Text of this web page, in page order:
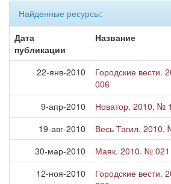
Найденные ресурсы:
Дата
публикации
Название
22-янв-2010
Городские вести.
006
9-апр-2010 Новатор. 2010. №
19-авг-2010
Весь Тагил. 2010.
30-мар-2010
Маяк. 2010. № 021
12-ноя-2010
Городские вести.